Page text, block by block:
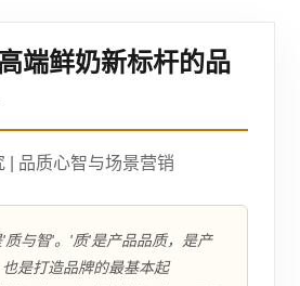
端鲜奶新标杆的品
| 品质心智与场景营销
质与智'。'质'是产品品质，是产
是打造品牌的最基本起